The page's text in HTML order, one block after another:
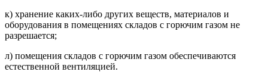
к) хранение каких-либо других веществ, материалов и
оборудования в помещениях складов с горючим газом не
разрешается;
л) помещения складов с горючим газом обеспечиваются
естественной вентиляцией.